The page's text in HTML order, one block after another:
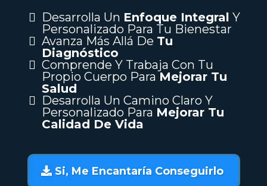
Desarrolla Un Enfoque Integral Y
Personalizado Para Tu Bienestar
Avanza Más Allá De Tu
Diagnóstico
Comprende Y Trabaja Con Tu
Propio Cuerpo Para Mejorar Tu
Salud
Desarrolla Un Camino Claro Y
Personalizado Para Mejorar Tu
Calidad De Vida
Si, Me Encantaría Conseguirlo